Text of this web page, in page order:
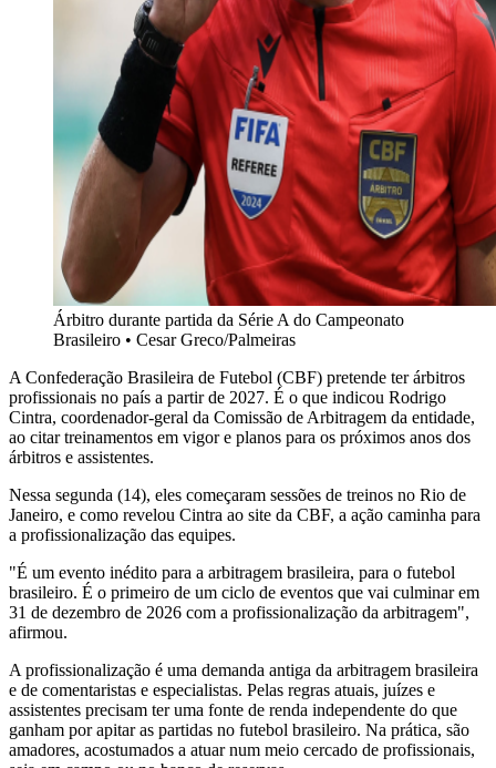
Árbitro durante partida da Série A do Campeonato
Brasileiro • Cesar Greco/Palmeiras
A Confederação Brasileira de Futebol (CBF) pretende ter árbitros
profissionais no país a partir de 2027. É o que indicou Rodrigo
Cintra, coordenador-geral da Comissão de Arbitragem da entidade,
ao citar treinamentos em vigor e planos para os próximos anos dos
árbitros e assistentes.
Nessa segunda (14), eles começaram sessões de treinos no Rio de
Janeiro, e como revelou Cintra ao site da CBF, a ação caminha para
a profissionalização das equipes.
"É um evento inédito para a arbitragem brasileira, para o futebol
brasileiro. É o primeiro de um ciclo de eventos que vai culminar em
31 de dezembro de 2026 com a profissionalização da arbitragem",
afirmou.
A profissionalização é uma demanda antiga da arbitragem brasileira
e de comentaristas e especialistas. Pelas regras atuais, juízes e
assistentes precisam ter uma fonte de renda independente do que
ganham por apitar as partidas no futebol brasileiro. Na prática, são
amadores, acostumados a atuar num meio cercado de profissionais,